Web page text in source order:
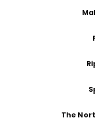
The